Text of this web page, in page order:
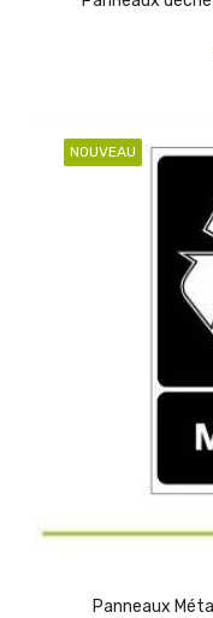
NOUVEAU
Panneaux